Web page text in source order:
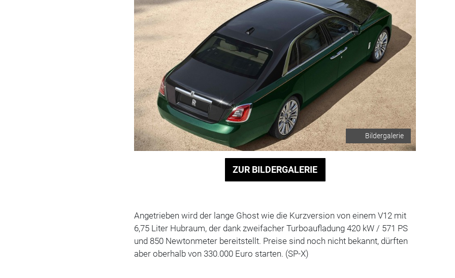
Bildergalerie
ZUR BILDERGALERIE
Angetrieben wird der lange Ghost wie die Kurzversion von einem V12 mit
6,75 Liter Hubraum, der dank zweifacher Turboaufladung 420 kW / 571 PS
und 850 Newtonmeter bereitstellt. Preise sind noch nicht bekannt, dürften
aber oberhalb von 330.000 Euro starten. (SP-X)